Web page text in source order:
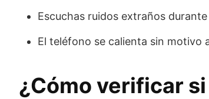
Escuchas ruidos extraños durante
El teléfono se calienta sin motivo
¿Cómo verificar